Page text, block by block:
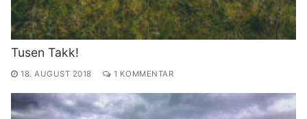
Tusen Takk!
18. AUGUST 2018 1 KOMMENTAR